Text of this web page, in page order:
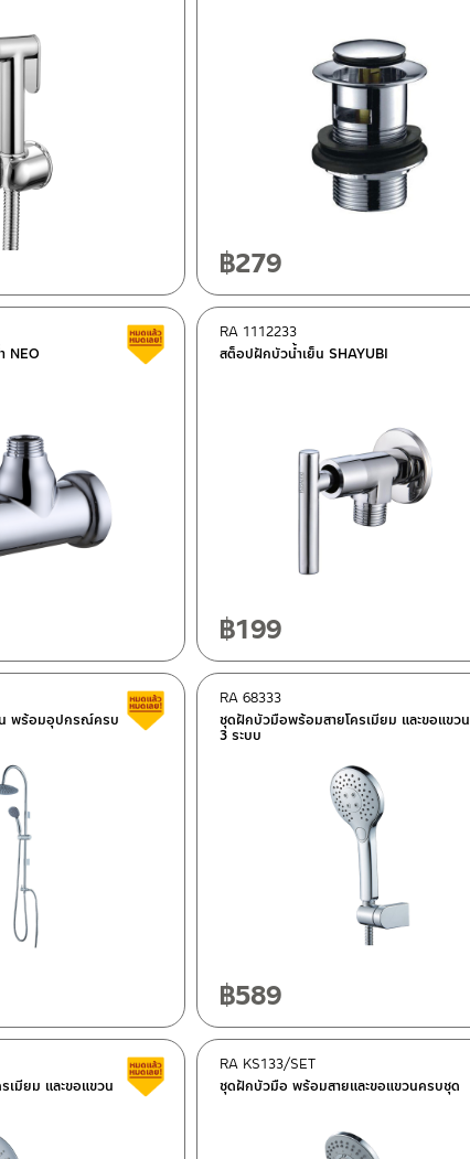
฿279
NEO
Clearance sale
สต็อปฝักบัวน้ำเย็น SHAYUBI
RA 1112233
฿199
น พร้อมอุปกรณ์ครบ
Clearance sale
ชุดฝักบัวมือพร้อมสายโครเมียม และขอแขวน
3 ระบบ
RA 68333
฿589
เมียม และขอแขวน
Clearance sale
ชุดฝักบัวมือ พร้อมสายและขอแขวนครบชุด
RA KS133/SET